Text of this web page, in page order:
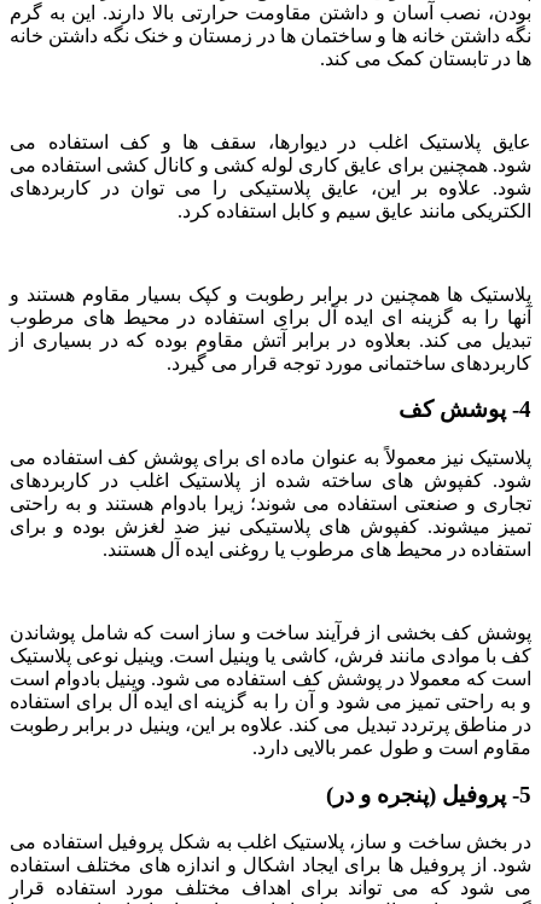
بودن، نصب آسان و داشتن مقاومت حرارتی بالا دارند. این به گرم
نگه داشتن خانه ها و ساختمان ها در زمستان و خنک نگه داشتن خانه
ها در تابستان کمک می کند.
عایق پلاستیک اغلب در دیوارها، سقف ها و کف استفاده می
شود. همچنین برای عایق کاری لوله کشی و کانال کشی استفاده می
شود. علاوه بر این، عایق پلاستیکی را می توان در کاربردهای
الکتریکی مانند عایق سیم و کابل استفاده کرد.
پلاستیک ها همچنین در برابر رطوبت و کپک بسیار مقاوم هستند و
آنها را به گزینه ای ایده آل برای استفاده در محیط های مرطوب
تبدیل می کند. بعلاوه در برابر آتش مقاوم بوده که در بسیاری از
کاربردهای ساختمانی مورد توجه قرار می گیرد.
4- پوشش کف
پلاستیک نیز معمولاً به عنوان ماده ای برای پوشش کف استفاده می
شود. کفپوش های ساخته شده از پلاستیک اغلب در کاربردهای
تجاری و صنعتی استفاده می شوند؛ زیرا بادوام هستند و به راحتی
تمیز میشوند. کفپوش های پلاستیکی نیز ضد لغزش بوده و برای
استفاده در محیط های مرطوب یا روغنی ایده آل هستند.
پوشش کف بخشی از فرآیند ساخت و ساز است که شامل پوشاندن
کف با موادی مانند فرش، کاشی یا وینیل است. وینیل نوعی پلاستیک
است که معمولا در پوشش کف استفاده می شود. وینیل بادوام است
و به راحتی تمیز می شود و آن را به گزینه ای ایده آل برای استفاده
در مناطق پرتردد تبدیل می کند. علاوه بر این، وینیل در برابر رطوبت
مقاوم است و طول عمر بالایی دارد.
5- پروفیل (پنجره و در)
در بخش ساخت و ساز، پلاستیک اغلب به شکل پروفیل استفاده می
شود. از پروفیل ها برای ایجاد اشکال و اندازه های مختلف استفاده
می شود که می تواند برای اهداف مختلف مورد استفاده قرار